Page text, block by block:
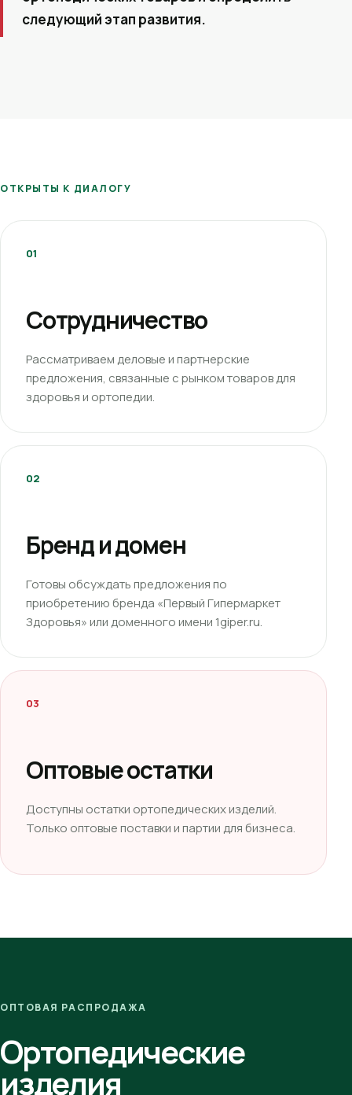
следующий этап развития.
ОТКРЫТЫ К ДИАЛОГУ
01
Сотрудничество
Рассматриваем деловые и партнерские
предложения, связанные с рынком товаров для
здоровья и ортопедии.
02
Бренд и домен
Готовы обсуждать предложения по
приобретению бренда «Первый Гипермаркет
Здоровья» или доменного имени 1giper.ru.
03
Оптовые остатки
Доступны остатки ортопедических изделий.
Только оптовые поставки и партии для бизнеса.
ОПТОВАЯ РАСПРОДАЖА
Ортопедические
изделия